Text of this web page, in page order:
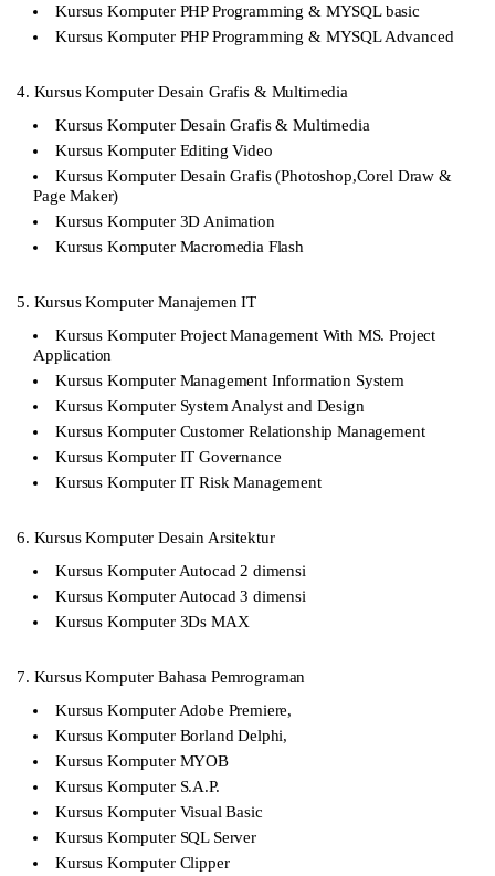
Kursus Komputer PHP Programming & MYSQL basic
Kursus Komputer PHP Programming & MYSQL Advanced
4. Kursus Komputer Desain Grafis & Multimedia
Kursus Komputer Desain Grafis & Multimedia
Kursus Komputer Editing Video
Kursus Komputer Desain Grafis (Photoshop,Corel Draw &
Page Maker)
Kursus Komputer 3D Animation
Kursus Komputer Macromedia Flash
5. Kursus Komputer Manajemen IT
Kursus Komputer Project Management With MS. Project
Application
Kursus Komputer Management Information System
Kursus Komputer System Analyst and Design
Kursus Komputer Customer Relationship Management
Kursus Komputer IT Governance
Kursus Komputer IT Risk Management
6. Kursus Komputer Desain Arsitektur
Kursus Komputer Autocad 2 dimensi
Kursus Komputer Autocad 3 dimensi
Kursus Komputer 3Ds MAX
7. Kursus Komputer Bahasa Pemrograman
Kursus Komputer Adobe Premiere,
Kursus Komputer Borland Delphi,
Kursus Komputer MYOB
Kursus Komputer S.A.P.
Kursus Komputer Visual Basic
Kursus Komputer SQL Server
Kursus Komputer Clipper